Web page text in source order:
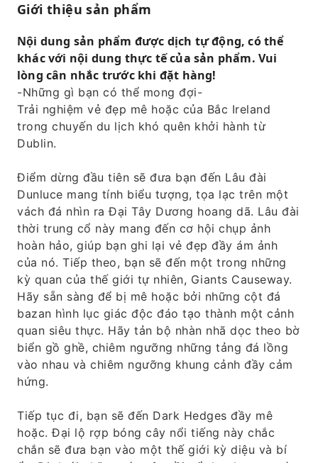
Giới thiệu sản phẩm
Nội dung sản phẩm được dịch tự động, có thể
khác với nội dung thực tế của sản phẩm. Vui
lòng cân nhắc trước khi đặt hàng!
-Những gì bạn có thể mong đợi-
Trải nghiệm vẻ đẹp mê hoặc của Bắc Ireland
trong chuyến du lịch khó quên khởi hành từ
Dublin.
Điểm dừng đầu tiên sẽ đưa bạn đến Lâu đài
Dunluce mang tính biểu tượng, tọa lạc trên một
vách đá nhìn ra Đại Tây Dương hoang dã. Lâu đài
thời trung cổ này mang đến cơ hội chụp ảnh
hoàn hảo, giúp bạn ghi lại vẻ đẹp đầy ám ảnh
của nó. Tiếp theo, bạn sẽ đến một trong những
kỳ quan của thế giới tự nhiên, Giants Causeway.
Hãy sẵn sàng để bị mê hoặc bởi những cột đá
bazan hình lục giác độc đáo tạo thành một cảnh
quan siêu thực. Hãy tản bộ nhàn nhã dọc theo bờ
biển gồ ghề, chiêm ngưỡng những tảng đá lồng
vào nhau và chiêm ngưỡng khung cảnh đầy cảm
hứng.
Tiếp tục đi, bạn sẽ đến Dark Hedges đầy mê
hoặc. Đại lộ rợp bóng cây nổi tiếng này chắc
chắn sẽ đưa bạn vào một thế giới kỳ diệu và bí